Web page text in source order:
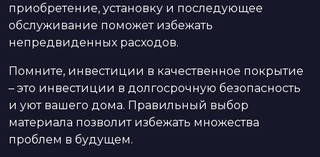
приобретение, установку и последующее
обслуживание поможет избежать
непредвиденных расходов.
Помните, инвестиции в качественное покрытие
– это инвестиции в долгосрочную безопасность
и уют вашего дома. Правильный выбор
материала позволит избежать множества
проблем в будущем.